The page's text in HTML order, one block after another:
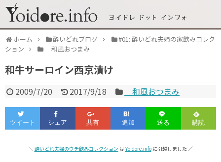
ホーム 酔いどれブログ
#01: 酔いどれ夫婦の家飲みコレク
ション
和風おつまみ
和牛サーロイン西京漬け
2009/7/20 2017/9/18 和風おつまみ
＼ 酔いどれ夫婦のウチ飲みコレクション はYoidore.infoに引越しました ／